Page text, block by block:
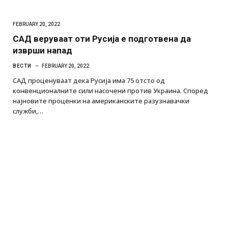
FEBRUARY 20, 2022
САД веруваат оти Русија е подготвена да
изврши напад
ВЕСТИ FEBRUARY 20, 2022
САД проценуваат дека Русија има 75 отсто од
конвенционалните сили насочени против Украина. Според
најновите проценки на американските разузнавачки
служби,…